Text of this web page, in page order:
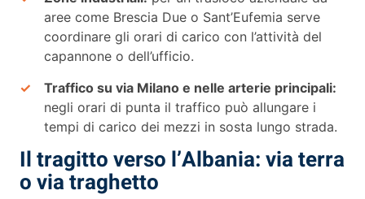
aree come Brescia Due o Sant’Eufemia serve
coordinare gli orari di carico con l’attività del
capannone o dell’ufficio.
Traffico su via Milano e nelle arterie principali:
negli orari di punta il traffico può allungare i
tempi di carico dei mezzi in sosta lungo strada.
Il tragitto verso l’Albania: via terra
o via traghetto